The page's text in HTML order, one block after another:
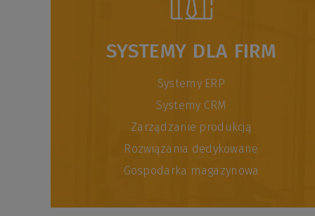
SYSTEMY DLA FIRM
Systemy ERP
Systemy CRM
Zarządzanie produkcją
Rozwiązania dedykowane
Gospodarka magazynowa